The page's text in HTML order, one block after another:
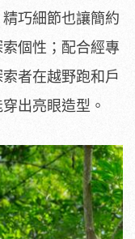
巧細節也讓簡約
個性；配合經專
者在越野跑和戶
出亮眼造型。